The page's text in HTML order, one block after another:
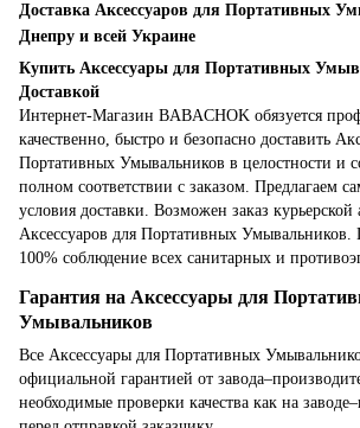
Доставка Аксессуаров для Портативных
Днепру и всей Украине
Купить Аксессуары для Портативных
Доставкой
Интернет-Магазин BABACHOK обязуется
качественно, быстро и безопасно доставить
Портативных Умывальников в целостности и
полном соответствии с заказом. Предлагаем
условия доставки. Возможен заказ курьерской
Аксессуаров для Портативных Умывальников.
100% соблюдение всех санитарных и
Гарантия на Аксессуары для
Умывальников
Все Аксессуары для Портативных
официальной гарантией от
необходимые проверки качества как на